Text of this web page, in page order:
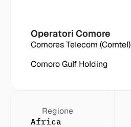
Operatori Comore
Comores Telecom (Comtel)
Comoro Gulf Holding
Regione
Africa